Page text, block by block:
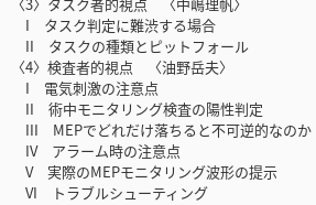
I タスク判定に難渋する場合
II タスクの種類とピットフォール
〈4〉検査者的視点 〈油野岳夫〉
I 電気刺激の注意点
II 術中モニタリング検査の陽性判定
III MEPでどれだけ落ちると不可逆的なのか
IV アラーム時の注意点
V 実際のMEPモニタリング波形の提示
VI トラブルシューティング